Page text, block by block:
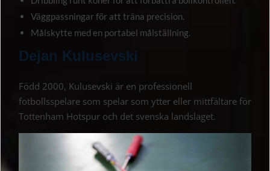
Väggpassningar för att träna precision.
Målskytte med en portabel målställning.
Dejan Kulusevski
Född 2000, Kulusevski är en professionell
fotbollsspelare som spelar som ytter eller mittfältare för
Tottenham Hotspur och det svenska landslaget.